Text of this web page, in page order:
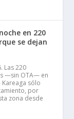
en 220
se dejan
Las 220
—sin OTA— en
sólo
por
zona desde